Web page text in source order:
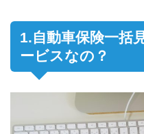
1.自動車保険一括
ービスなの？